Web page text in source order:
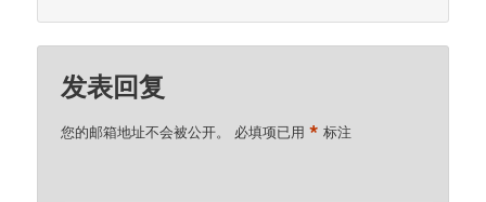
发表回复
您的邮箱地址不会被公开。 必填项已用* 标注